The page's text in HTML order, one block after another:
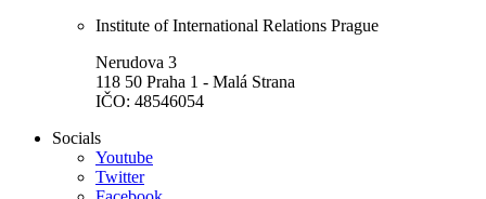
Institute of International Relations Prague
Nerudova 3
118 50 Praha 1 - Malá Strana
IČO: 48546054
Socials
Youtube
Twitter